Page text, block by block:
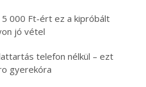
000 Ft-ért ez a kipróbált
jó vétel
telefon nélkül – ezt
gyerekóra